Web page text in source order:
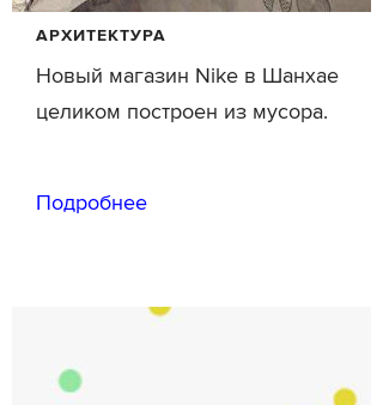
АРХИТЕКТУРА
Новый магазин Nike в Шанхае
целиком построен из мусора.
Подробнее